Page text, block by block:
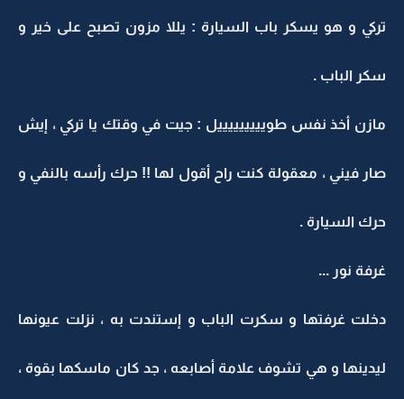
تركي و هو يسكر باب السيارة : يللا مزون تصبح على خير و
سكر الباب .
مازن أخذ نفس طويييييييييل : جيت في وقتك يا تركي ، إيش
صار فيني ، معقولة كنت راح أقول لها !! حرك رأسه بالنفي و
حرك السيارة .
غرفة نور ...
دخلت غرفتها و سكرت الباب و إستندت به ، نزلت عيونها
ليدينها و هي تشوف علامة أصابعه ، جد كان ماسكها بقوة ،